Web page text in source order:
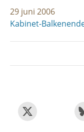
29 juni 2006
Kabinet-